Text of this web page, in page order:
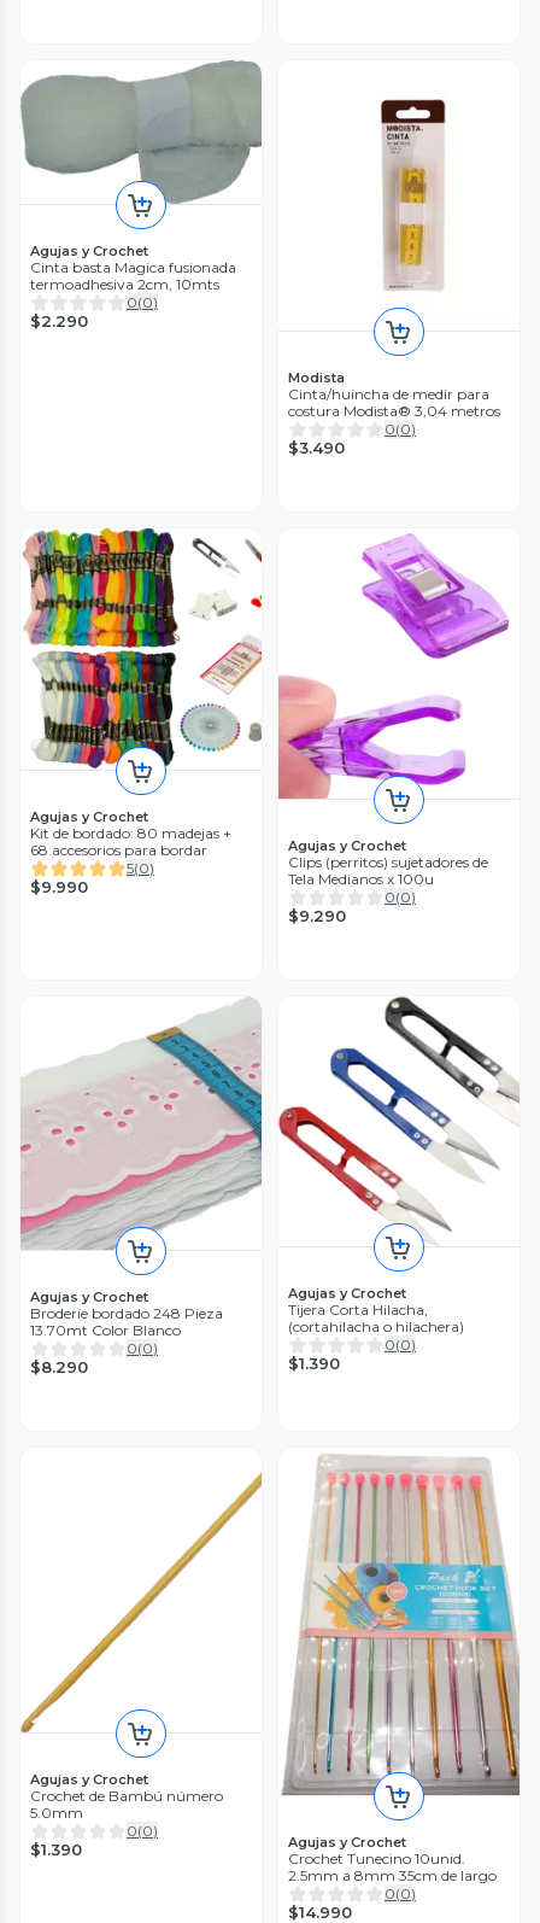
Agujas y Crochet
Cinta basta Magica fusionada
termoadhesiva 2cm, 10mts
0(0)
$2.290
Modista
Cinta/huincha de medir para
costura Modista® 3,04 metros
0(0)
$3.490
Agujas y Crochet
Kit de bordado: 80 madejas +
68 accesorios para bordar
5(0)
$9.990
Agujas y Crochet
Clips (perritos) sujetadores de
Tela Medianos x 100u
0(0)
$9.290
Agujas y Crochet
Broderie bordado 248 Pieza
13.70mt Color Blanco
0(0)
$8.290
Agujas y Crochet
Tijera Corta Hilacha,
(cortahilacha o hilachera)
0(0)
$1.390
Agujas y Crochet
Crochet de Bambú número
5.0mm
0(0)
$1.390 Agujas y Crochet
Crochet Tunecino 10unid.
2.5mm a 8mm 35cm de largo
0(0)
$14.990